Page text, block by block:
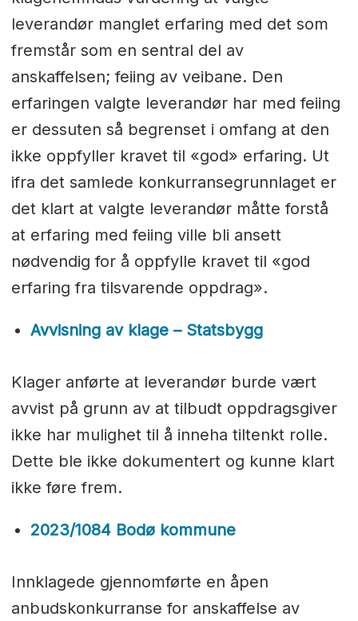
leverandør manglet erfaring med det som
fremstår som en sentral del av
anskaffelsen; feiing av veibane. Den
erfaringen valgte leverandør har med feiing
er dessuten så begrenset i omfang at den
ikke oppfyller kravet til «god» erfaring. Ut
ifra det samlede konkurransegrunnlaget er
det klart at valgte leverandør måtte forstå
at erfaring med feiing ville bli ansett
nødvendig for å oppfylle kravet til «god
erfaring fra tilsvarende oppdrag».
Avvisning av klage – Statsbygg
Klager anførte at leverandør burde vært
avvist på grunn av at tilbudt oppdragsgiver
ikke har mulighet til å inneha tiltenkt rolle.
Dette ble ikke dokumentert og kunne klart
ikke føre frem.
2023/1084 Bodø kommune
Innklagede gjennomførte en åpen
anbudskonkurranse for anskaffelse av